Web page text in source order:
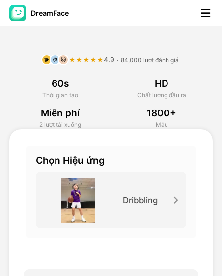
DreamFace
Video hình đại diện
AI Video
Hình ảnh AI
🐕 🧑 🐱 ★★★★★4.9 · 84,000 lượt đánh giá
60s
Thời gian tạo
HD
Chất lượng đầu ra
Miễn phí
2 lượt tải xuống
1800+
Mẫu
Chọn Hiệu ứng
Dribbling